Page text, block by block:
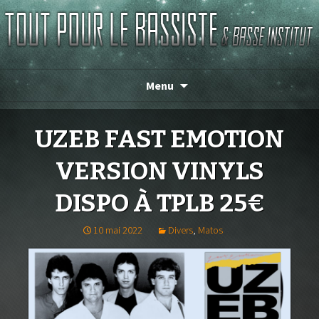
TOUT POUR LE BASSISTE
Menu
UZEB FAST EMOTION
VERSION VINYLS
DISPO À TPLB 25€
10 mai 2022 Divers, Matos